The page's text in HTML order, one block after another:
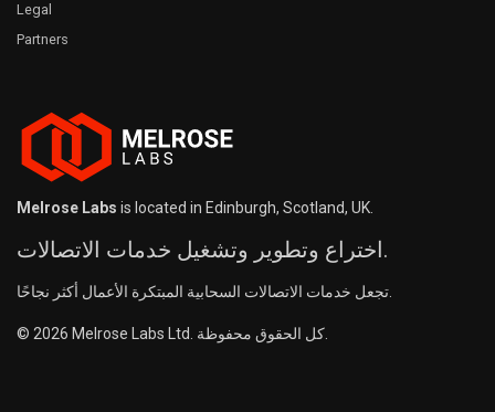
Legal
Partners
Melrose Labs is located in Edinburgh, Scotland, UK.
اختراع وتطوير وتشغيل خدمات الاتصالات.